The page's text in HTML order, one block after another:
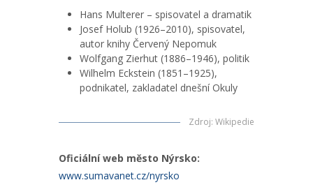
Hans Multerer – spisovatel a dramatik
Josef Holub (1926–2010), spisovatel,
autor knihy Červený Nepomuk
Wolfgang Zierhut (1886–1946), politik
Wilhelm Eckstein (1851–1925),
podnikatel, zakladatel dnešní Okuly
Zdroj: Wikipedie
Oficiální web město Nýrsko:
www.sumavanet.cz/nyrsko